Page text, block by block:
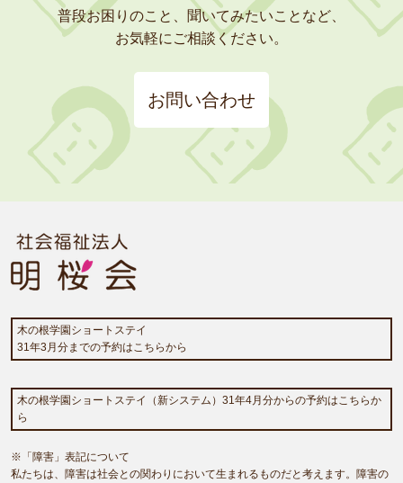
普段お困りのこと、聞いてみたいことなど、
お気軽にご相談ください。
お問い合わせ
木の根学園ショートステイ
31年3月分までの予約はこちらから
木の根学園ショートステイ（新システム）31年4月分からの予約はこちらか
ら
※「障害」表記について
私たちは、障害は社会との関わりにおいて生まれるものだと考えます。障害の